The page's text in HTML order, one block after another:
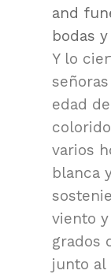
and
bodas
Y lo
edad
varios
blanca
viento
grados
junto al